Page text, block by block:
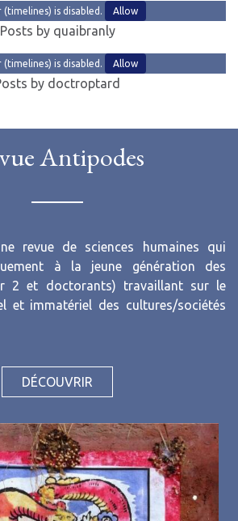
(timelines) is disabled. Allow
Posts by quaibranly
(timelines) is disabled. Allow
by doctroptard
Antipodes
revue de sciences humaines qui
à la jeune génération des
2 et doctorants) travaillant sur le
et immatériel des cultures/sociétés
DÉCOUVRIR